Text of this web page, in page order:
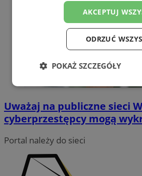
Uważaj na publiczne sieci
cyberprzestępcy mogą
Portal należy do sieci
AKCEPTUJ
ODRZUĆ
POKAŻ SZCZEGÓŁY
Niezbędne Wydajność
Funkcjonalność